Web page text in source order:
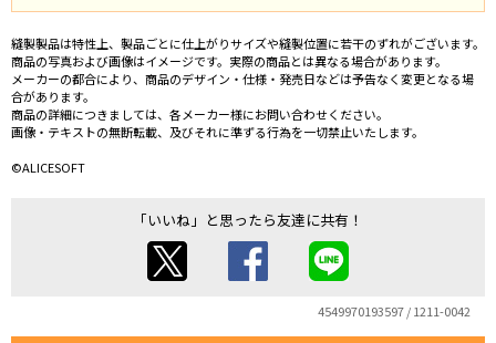
縫製製品は特性上、製品ごとに仕上がりサイズや縫製位置に若干のずれがございます。
商品の写真および画像はイメージです。実際の商品とは異なる場合があります。
メーカーの都合により、商品のデザイン・仕様・発売日などは予告なく変更となる場
合があります。
商品の詳細につきましては、各メーカー様にお問い合わせください。
画像・テキストの無断転載、及びそれに準ずる行為を一切禁止いたします。
©ALICESOFT
「いいね」と思ったら友達に共有！
4549970193597 / 1211-0042